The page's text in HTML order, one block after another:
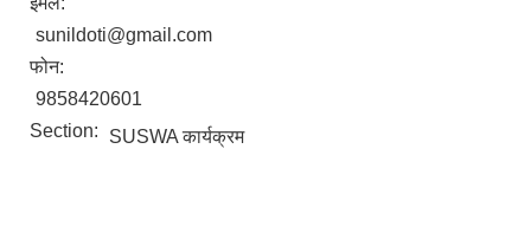
sunildoti@gmail.com
फोन:
9858420601
Section:
SUSWA कार्यक्रम